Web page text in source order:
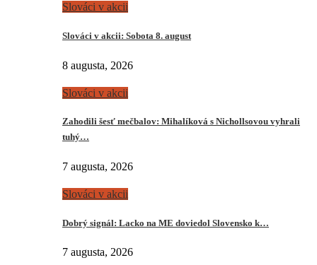
Slováci v akcii
Slováci v akcii: Sobota 8. august
8 augusta, 2026
Slováci v akcii
Zahodili šesť mečbalov: Mihalíková s Nichollsovou vyhrali
tuhý…
7 augusta, 2026
Slováci v akcii
Dobrý signál: Lacko na ME doviedol Slovensko k…
7 augusta, 2026